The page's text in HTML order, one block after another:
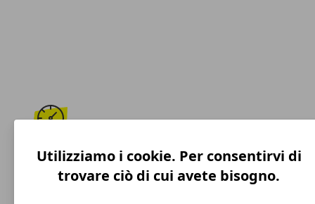
208 km/h
Velocità massima
Utilizziamo i cookie. Per consentirvi di
trovare ciò di cui avete bisogno.